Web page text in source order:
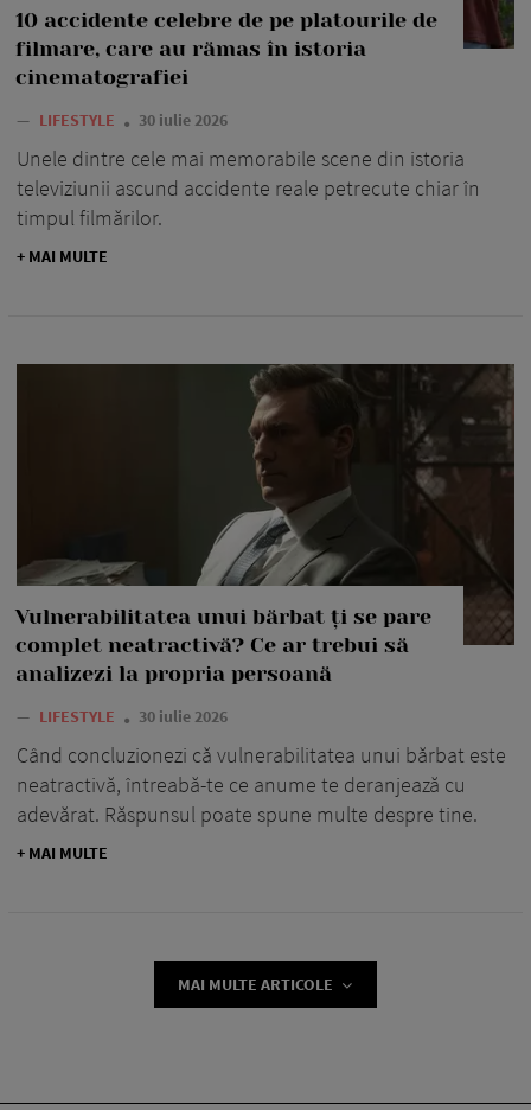
10 accidente celebre de pe platourile de
filmare, care au rămas în istoria
cinematografiei
— LIFESTYLE 30 iulie 2026
Unele dintre cele mai memorabile scene din istoria
televiziunii ascund accidente reale petrecute chiar în
timpul filmărilor.
+ MAI MULTE
Vulnerabilitatea unui bărbat ți se pare
complet neatractivă? Ce ar trebui să
analizezi la propria persoană
— LIFESTYLE 30 iulie 2026
Când concluzionezi că vulnerabilitatea unui bărbat este
neatractivă, întreabă-te ce anume te deranjează cu
adevărat. Răspunsul poate spune multe despre tine.
+ MAI MULTE
MAI MULTE ARTICOLE